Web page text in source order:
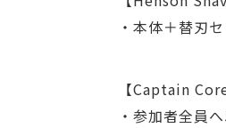
・本体＋替刃
【Captain Core
・参加者全員